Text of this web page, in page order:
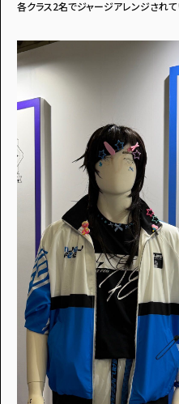
各クラス2名でジャージアレンジされ